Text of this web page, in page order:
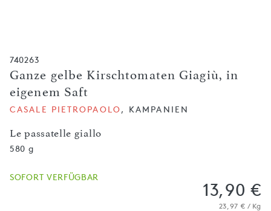
740263
Ganze gelbe Kirschtomaten Giagiù, in
eigenem Saft
Le passatelle giallo
CASALE PIETROPAOLO, KAMPANIEN
580 g
SOFORT VERFÜGBAR
13,90 €
23,97 € / Kg